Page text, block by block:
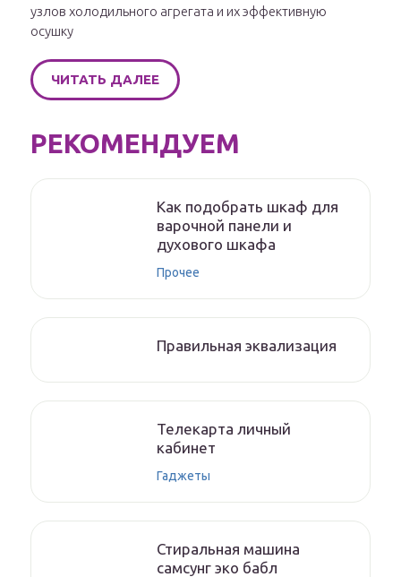
узлов холодильного агрегата и их эффективную
осушку
ЧИТАТЬ ДАЛЕЕ
РЕКОМЕНДУЕМ
Как подобрать шкаф для
варочной панели и
духового шкафа
Прочее
Правильная эквализация
Телекарта личный
кабинет
Гаджеты
Стиральная машина
самсунг эко бабл